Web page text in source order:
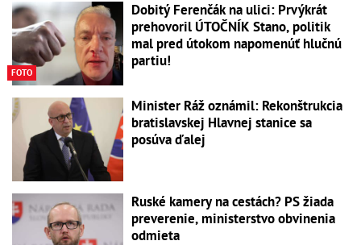
FOTO
Dobitý Ferenčák na ulici: Prvýkrát
prehovoril ÚTOČNÍK Stano, politik
mal pred útokom napomenúť hlučnú
partiu!
Minister Ráž oznámil: Rekonštrukcia
bratislavskej Hlavnej stanice sa
posúva ďalej
Ruské kamery na cestách? PS žiada
preverenie, ministerstvo obvinenia
odmieta